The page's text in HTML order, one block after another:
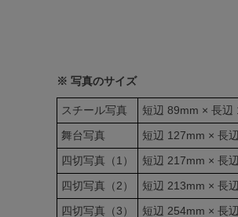
※ 写真のサイズ
スチール写真
短辺 89mm × 長辺
舞台写真
短辺 127mm × 長
四切写真（1）
短辺 217mm × 長
四切写真（2）
短辺 213mm × 長
四切写真（3）
短辺 254mm × 長